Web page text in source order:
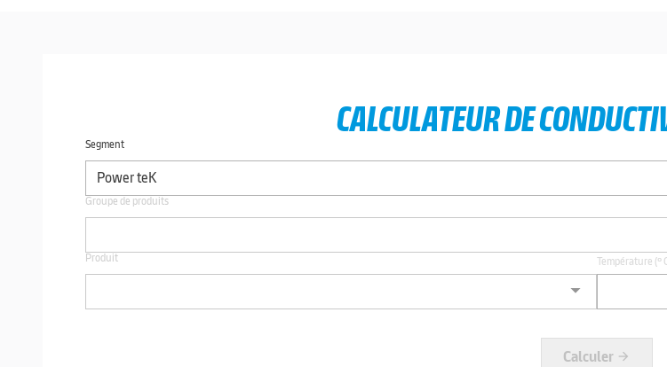
CALCULATEUR DE
Segment
Groupe de produits
Produit Température (º
Calculer arrow_forward